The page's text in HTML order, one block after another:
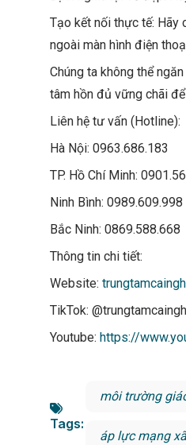
Tạo kết nối thực tế: Hãy
ngoài màn hình điện
Chúng ta không thể
tâm hồn đủ vững chãi
Liên hệ tư vấn (Hotline):
Hà Nội: 0963.686.183
TP. Hồ Chí Minh:
Ninh Bình: 0989.609.998
Bắc Ninh: 0869.588.668
Thông tin chi tiết:
Website:
TikTok:
Youtube: https://
Tags:
môi trường
áp lực mạng